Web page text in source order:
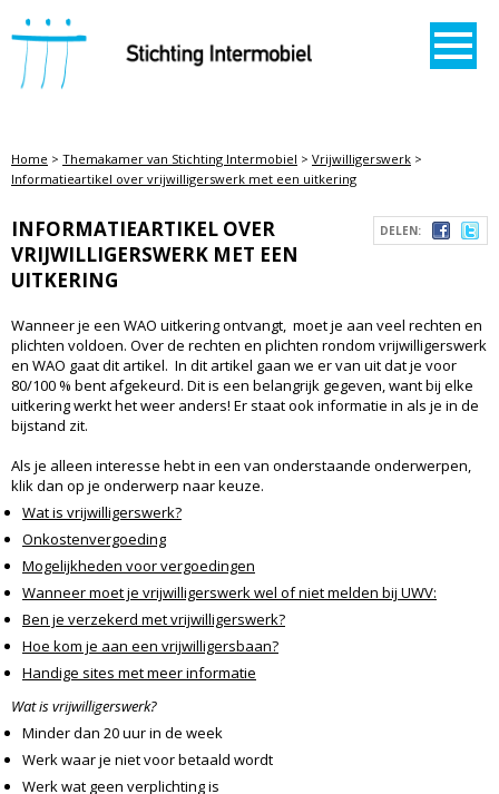
STICHTING INTERMOBIEL
Home > Themakamer van Stichting Intermobiel > Vrijwilligerswerk >
Informatieartikel over vrijwilligerswerk met een uitkering
DELEN:
INFORMATIEARTIKEL OVER
VRIJWILLIGERSWERK MET EEN
UITKERING
Wanneer je een WAO uitkering ontvangt, moet je aan veel rechten en
plichten voldoen. Over de rechten en plichten rondom vrijwilligerswerk
en WAO gaat dit artikel. In dit artikel gaan we er van uit dat je voor
80/100 % bent afgekeurd. Dit is een belangrijk gegeven, want bij elke
uitkering werkt het weer anders! Er staat ook informatie in als je in de
bijstand zit.
Als je alleen interesse hebt in een van onderstaande onderwerpen,
klik dan op je onderwerp naar keuze.
Wat is vrijwilligerswerk?
Onkostenvergoeding
Mogelijkheden voor vergoedingen
Wanneer moet je vrijwilligerswerk wel of niet melden bij UWV:
Ben je verzekerd met vrijwilligerswerk?
Hoe kom je aan een vrijwilligersbaan?
Handige sites met meer informatie
Wat is vrijwilligerswerk?
Minder dan 20 uur in de week
Werk waar je niet voor betaald wordt
Werk wat geen verplichting is